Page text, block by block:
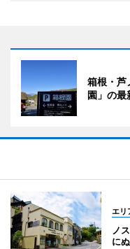
箱根・芦
園」の最
エリ
ノ
に